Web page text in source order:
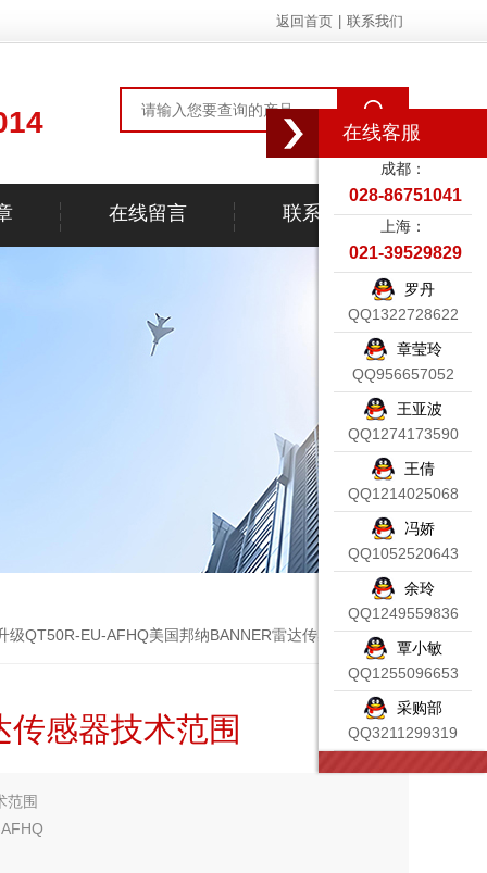
返回首页 联系我们
在线留言 联系我们
级QT50R-EU-AFHQ美国邦纳BANNER雷达传感器技术范围
感器技术范围
范围
在线客服
成都：
028-86751041
上海：
021-39529829
罗丹
QQ1322728622
章莹玲
QQ956657052
王亚波
QQ1274173590
王倩
QQ1214025068
冯娇
QQ1052520643
余玲
QQ1249559836
覃小敏
QQ1255096653
采购部
QQ3211299319